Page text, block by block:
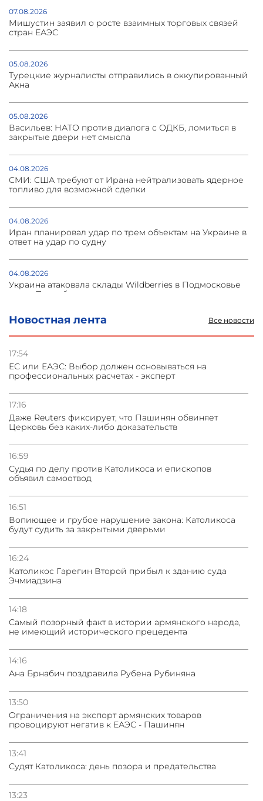
Новостная лента Все новости
17:54
ЕС или ЕАЭС: Выбор должен основываться на
профессиональных расчетах - эксперт
17:16
Даже Reuters фиксирует, что Пашинян обвиняет
Церковь без каких-либо доказательств
16:59
Судья по делу против Католикоса и епископов
объявил самоотвод
16:51
Вопиющее и грубое нарушение закона: Католикоса
будут судить за закрытыми дверьми
16:24
Католикос Гарегин Второй прибыл к зданию суда
Эчмиадзина
14:18
Самый позорный факт в истории армянского народа,
не имеющий исторического прецедента
14:16
Ана Брнабич поздравила Рубена Рубиняна
13:50
Oграничения на экспорт армянских товаров
провоцируют негатив к ЕАЭС - Пашинян
13:41
Судят Католикоса: день позора и предательства
13:23
07.08.2026
Мишустин заявил о росте взаимных торговых связей
стран ЕАЭС
05.08.2026
Турецкие журналисты отправились в оккупированный
Акна
05.08.2026
Васильев: НАТО против диалога с ОДКБ, ломиться в
закрытые двери нет смысла
04.08.2026
СМИ: США требуют от Ирана нейтрализовать ядерное
топливо для возможной сделки
04.08.2026
Иран планировал удар по трем объектам на Украине в
ответ на удар по судну
04.08.2026
Украина атаковала склады Wildberries в Подмосковье
и под Петербургом
03.08.2026
Стратегия безопасности ОДКБ допускает применение
03.08.2026
31.07.2026
погрануправления СНБ Армении в Тбилиси